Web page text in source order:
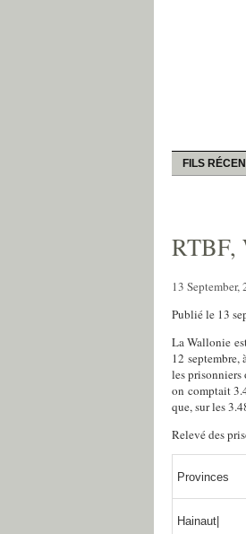
FILS
RTBF,
13 September,
Publié le 13
La Wallonie
12
les
on comptait
que, sur les
Relevé des
Provinces
Hainaut|